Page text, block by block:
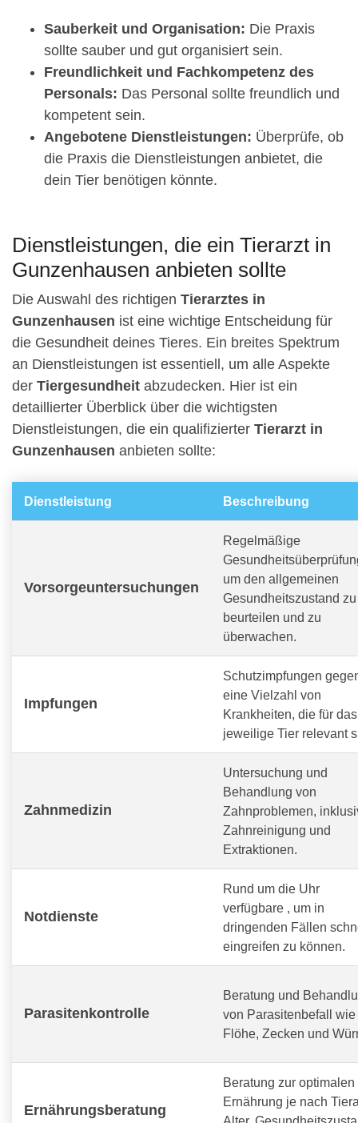
Sauberkeit und Organisation: Die Praxis
sollte sauber und gut organisiert sein.
Freundlichkeit und Fachkompetenz des
Personals: Das Personal sollte freundlich und
kompetent sein.
Angebotene Dienstleistungen: Überprüfe, ob
die Praxis die Dienstleistungen anbietet, die
dein Tier benötigen könnte.
Dienstleistungen, die ein Tierarzt in
Gunzenhausen anbieten sollte
Die Auswahl des richtigen Tierarztes in
Gunzenhausen ist eine wichtige Entscheidung für
die Gesundheit deines Tieres. Ein breites Spektrum
an Dienstleistungen ist essentiell, um alle Aspekte
der Tiergesundheit abzudecken. Hier ist ein
detaillierter Überblick über die wichtigsten
Dienstleistungen, die ein qualifizierter Tierarzt in
Gunzenhausen anbieten sollte:
Dienstleistung Beschreibung
Vorsorgeuntersuchungen
Regelmäßige
um den allgemeinen
Gesundheitszustand zu
beurteilen und zu
überwachen.
Impfungen
Schutzimpfungen
eine Vielzahl von
Krankheiten, die für das
jeweilige Tier relevant
Zahnmedizin
Untersuchung und
Behandlung von
Zahnproblemen,
Zahnreinigung und
Extraktionen.
Notdienste
Rund um die Uhr
verfügbare , um in
dringenden Fällen
eingreifen zu können.
Parasitenkontrolle
Beratung und
von Parasitenbefall wie
Flöhe, Zecken und
Ernährungsberatung
Beratung zur optimalen
Ernährung je nach